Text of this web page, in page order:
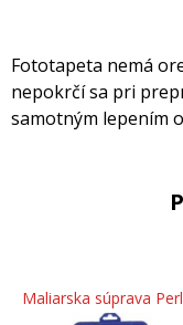
Fototapeta nemá
nepokrčí sa pri
samotným lepením
Maliarska súprava